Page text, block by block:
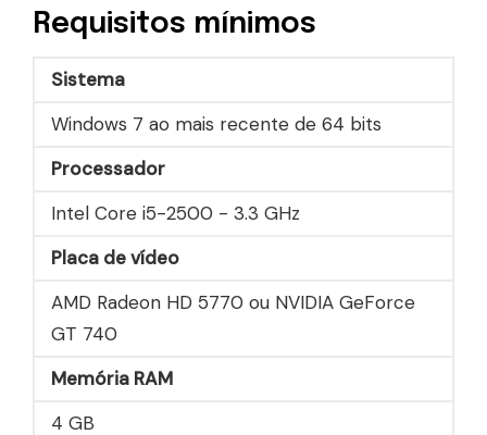
Requisitos mínimos
Sistema
Windows 7 ao mais recente de 64 bits
Processador
Intel Core i5-2500 - 3.3 GHz
Placa de vídeo
AMD Radeon HD 5770 ou NVIDIA GeForce
GT 740
Memória RAM
4 GB